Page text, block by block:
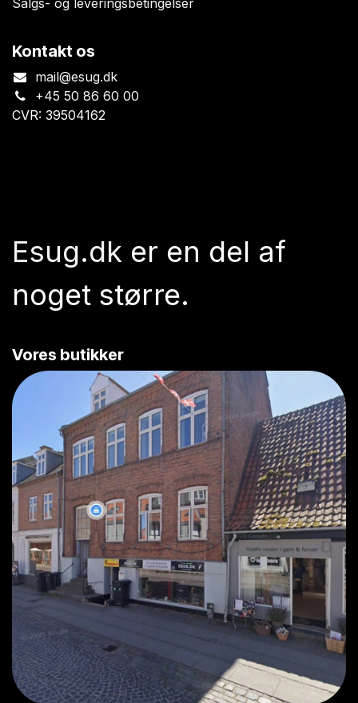
Salgs- og leveringsbetingelser
Kontakt os
mail@esug.dk
+45 50 86 60 00
CVR: 39504162
Esug.dk er en del af
noget større.
Vores butikker